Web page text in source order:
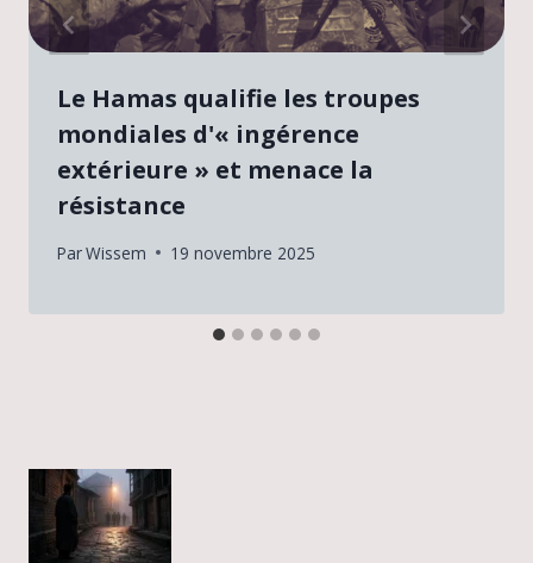
Le Hamas qualifie les troupes
mondiales d'« ingérence
extérieure » et menace la
résistance
ParWissem 19 novembre 2025